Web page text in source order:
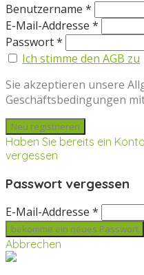
Benutzername *
E-Mail-Addresse *
Passwort *
Ich stimme den AGB zu
Sie akzeptieren unsere
Geschäftsbedingungen
Haben Sie bereits ein
vergessen
Passwort vergessen
E-Mail-Addresse *
Abbrechen